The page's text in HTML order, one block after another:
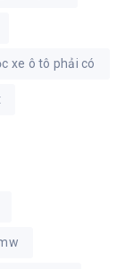
xe ô tô phải có